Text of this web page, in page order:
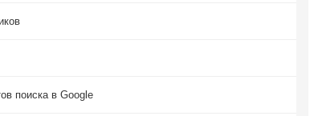
поиска в Google